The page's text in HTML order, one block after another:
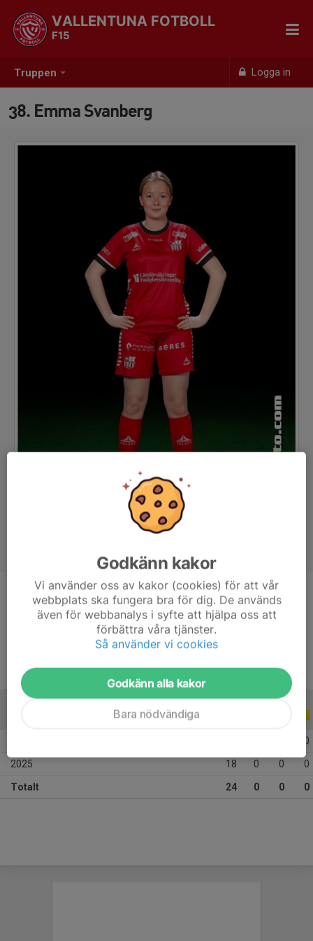
Truppen Logga in
VALLENTUNA FOTBOLL
F15
38. Emma Svanberg
Position
Mittfältare
16 år
ALLA ÅR
0
2025 18 0 0 0
Totalt 24 0 0 0
Godkänn kakor
Vi använder oss av kakor (cookies) för att vår
webbplats ska fungera bra för dig. De används
även för webbanalys i syfte att hjälpa oss att
förbättra våra tjänster.
Så använder vi cookies
Godkänn alla kakor
Bara nödvändiga